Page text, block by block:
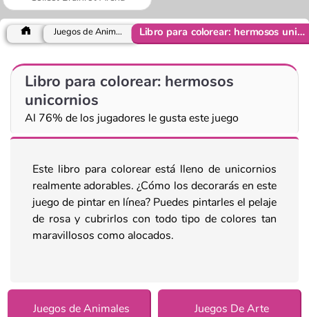
Juegos de Animales Libro para colorear: hermosos unicornios
Libro para colorear: hermosos
unicornios
Al 76% de los jugadores le gusta este juego
Este libro para colorear está lleno de unicornios
realmente adorables. ¿Cómo los decorarás en este
juego de pintar en línea? Puedes pintarles el pelaje
de rosa y cubrirlos con todo tipo de colores tan
maravillosos como alocados.
Juegos de Animales Juegos De Arte